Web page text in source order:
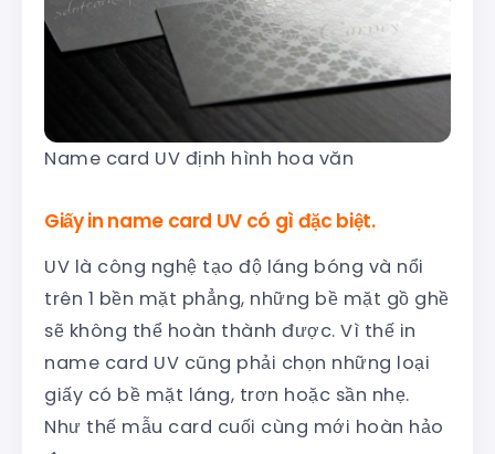
Name card UV định hình hoa văn
Giấy in name card UV có gì đặc biệt.
UV là công nghệ tạo độ láng bóng và nổi
trên 1 bền mặt phẳng, những bề mặt gồ ghề
sẽ không thể hoàn thành được. Vì thế in
name card UV cũng phải chọn những loại
giấy có bề mặt láng, trơn hoặc sần nhẹ.
Như thế mẫu card cuối cùng mới hoàn hảo